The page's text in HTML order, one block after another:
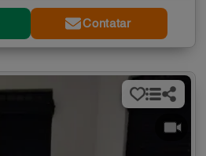
Contatar